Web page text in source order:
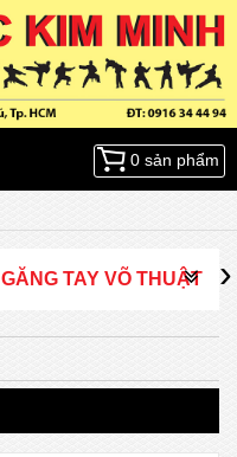
0 sản phẩm
GĂNG TAY VÕ THUẬT ›